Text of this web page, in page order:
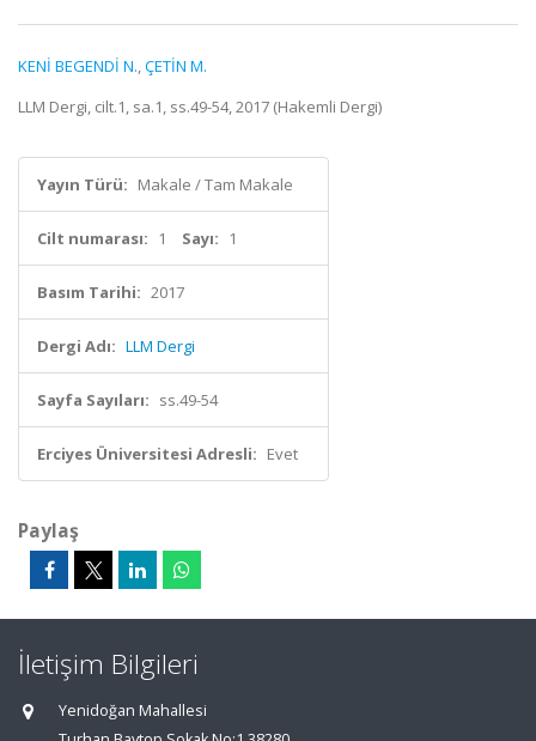
KENİ BEGENDİ N.,ÇETİN M.
LLM Dergi, cilt.1, sa.1, ss.49-54, 2017 (Hakemli Dergi)
Yayın Türü: Makale / Tam Makale
Cilt numarası: 1 Sayı: 1
Basım Tarihi: 2017
Dergi Adı: LLM Dergi
Sayfa Sayıları: ss.49-54
Erciyes Üniversitesi Adresli: Evet
Paylaş
İletişim Bilgileri
Yenidoğan Mahallesi